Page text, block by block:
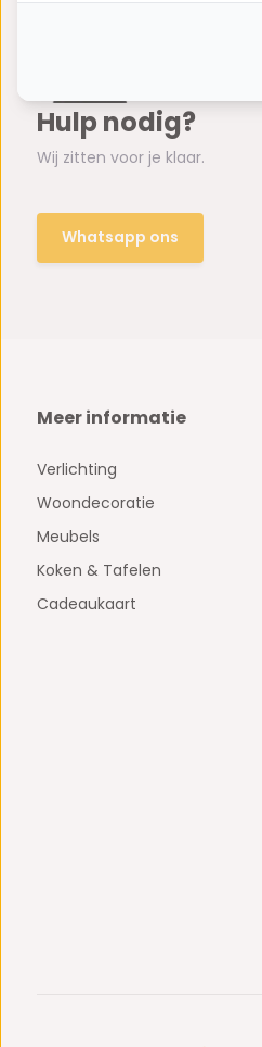
Hulp nodig?
Wij zitten voor je klaar.
Whatsapp ons
Meer informatie
Verlichting
Woondecoratie
Meubels
Koken & Tafelen
Cadeaukaart